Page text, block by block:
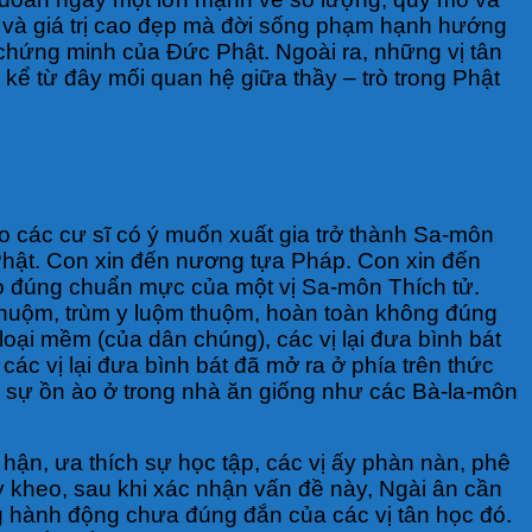
giá trị cao đẹp mà đời sống phạm hạnh hướng
minh của Đức Phật. Ngoài ra, những vị tân
từ đây mối quan hệ giữa thầy – trò trong Phật
cư sĩ có ý muốn xuất gia trở thành Sa-môn
Con xin đến nương tựa Pháp. Con xin đến
chuẩn mực của một vị Sa-môn Thích tử.
trùm y luộm thuộm, hoàn toàn không đúng
mềm (của dân chúng), các vị lại đưa bình bát
vị lại đưa bình bát đã mở ra ở phía trên thức
ồn ào ở trong nhà ăn giống như các Bà-la-môn
ưa thích sự học tập, các vị ấy phàn nàn, phê
sau khi xác nhận vấn đề này, Ngài ân cần
động chưa đúng đắn của các vị tân học đó.